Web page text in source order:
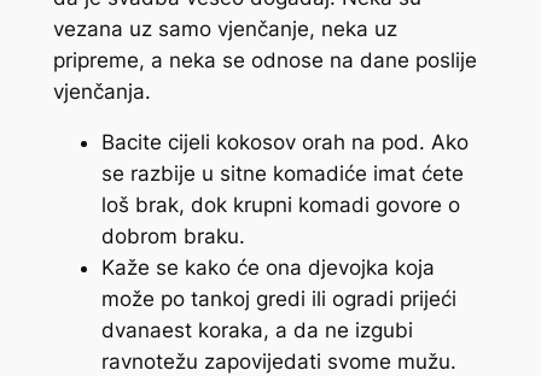
vezana uz samo vjenčanje, neka uz
pripreme, a neka se odnose na dane poslije
vjenčanja.
Bacite cijeli kokosov orah na pod. Ako
se razbije u sitne komadiće imat ćete
loš brak, dok krupni komadi govore o
dobrom braku.
Kaže se kako će ona djevojka koja
može po tankoj gredi ili ogradi prijeći
dvanaest koraka, a da ne izgubi
ravnotežu zapovijedati svome mužu.